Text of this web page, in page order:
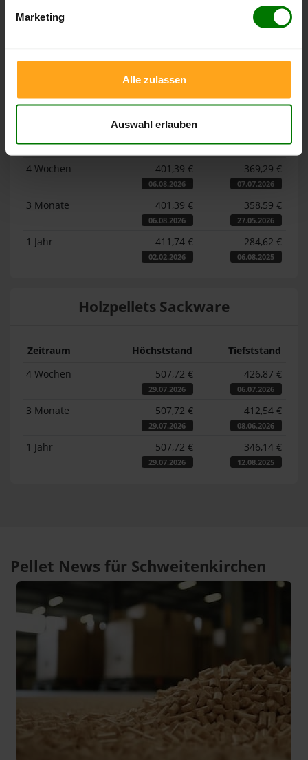
Marketing
Alle zulassen
Auswahl erlauben
Pelletspreise für lose Holzpellets und Holzpellets
Sackware in Schweitenkirchen
. Das dazugehörige Datum
Lose Holzpellets
Zeitraum Höchststand
Tiefststand
4 Wochen
401,39 €
06.08.2026
369,29 €
07.07.2026
3 Monate 401,39 €
06.08.2026
358,59 €
27.05.2026
1 Jahr 411,74 €
02.02.2026
284,62 €
06.08.2025
Holzpellets Sackware
Zeitraum Höchststand
Tiefststand
4 Wochen
507,72 €
29.07.2026
426,87 €
06.07.2026
3 Monate 507,72 €
29.07.2026
412,54 €
08.06.2026
1 Jahr 507,72 €
29.07.2026
346,14 €
12.08.2025
Pellet News für Schweitenkirchen